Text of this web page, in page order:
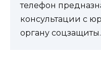
телефон
консультации с
органу соцзащиты.